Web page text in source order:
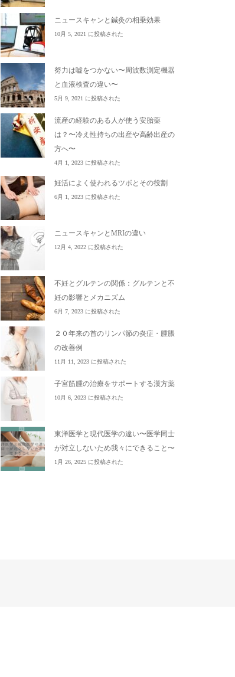
ニュースキャンと鍼灸の相乗効果
10月 5, 2021 に投稿された
努力は嘘をつかない〜周波数測定機器
と血液検査の違い〜
5月 9, 2021 に投稿された
流産の経験のある人が使う安胎薬
は？〜冷え性持ちの出産や高齢出産の
方へ〜
4月 1, 2023 に投稿された
妊活によく使われるツボとその役割
6月 1, 2023 に投稿された
ニュースキャンとMRIの違い
12月 4, 2022 に投稿された
不妊とグルテンの関係：グルテンと不
妊の影響とメカニズム
6月 7, 2023 に投稿された
２０年来の首のリンパ節の炎症・腫脹
の改善例
11月 11, 2023 に投稿された
子宮筋腫の治療をサポートする漢方薬
10月 6, 2023 に投稿された
東洋医学と現代医学の違い〜医学同士
が対立しないため我々にできること〜
1月 26, 2025 に投稿された